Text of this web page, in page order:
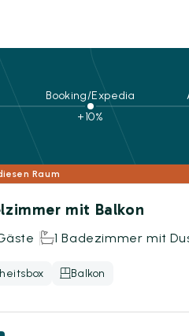
Booking/Expedia
+10%
Raum
mit Balkon
1 Badezimmer mit
Balkon